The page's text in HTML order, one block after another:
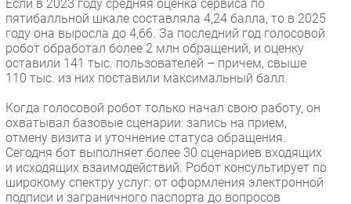
IT класс
Тестовый стенд
Каталог компаний
Если в 2023 году средняя оценка сервиса по
пятибалльной шкале составляла 4,24 балла, то в 2025
году она выросла до 4,66. За последний год голосовой
робот обработал более 2 млн обращений, и оценку
оставили 141 тыс. пользователей – причем, свыше
110 тыс. из них поставили максимальный балл.
Когда голосовой робот только начал свою работу, он
охватывал базовые сценарии: запись на прием,
отмену визита и уточнение статуса обращения.
Сегодня бот выполняет более 30 сценариев входящих
и исходящих взаимодействий. Робот консультирует по
широкому спектру услуг: от оформления электронной
подписи и заграничного паспорта до вопросов